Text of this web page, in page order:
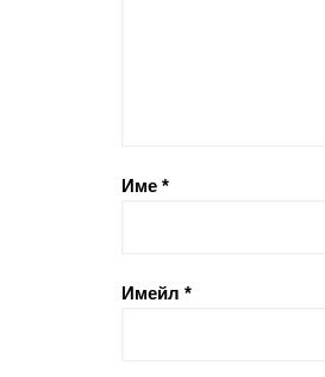
Име *
Имейл *